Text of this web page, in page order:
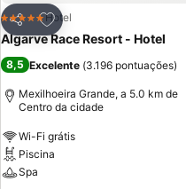
Partilhar
Adicionar aos favoritos
5 EstrelasHotel
Algarve Race Resort - Hotel
8,5 Excelente (3.196 pontuações)
Mexilhoeira Grande, a 5.0 km de
Centro da cidade
Wi-Fi grátis
Piscina
Spa